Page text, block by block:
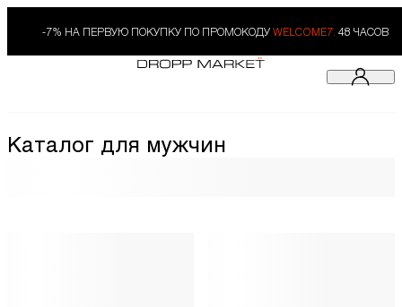
-7% НА ПЕРВУЮ ПОКУПКУ ПО ПРОМОКОДУ WELCOME7. 48 ЧАСОВ
Каталог для мужчин